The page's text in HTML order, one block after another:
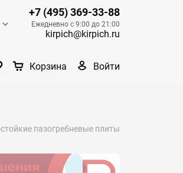
+7 (495) 369-33-88
Ежедневно с 9:00 до 21:00
kirpich@kirpich.ru
Корзина Войти
пазогребневые плиты